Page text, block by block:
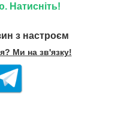
Натисніть!
з настроєм
Ми на зв'язку!